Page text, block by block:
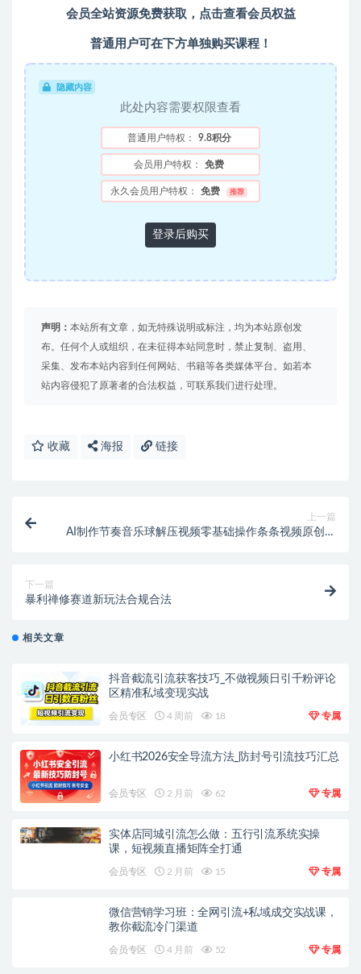
会员全站资源免费获取，点击查看会员权益
普通用户可在下方单独购买课程！
隐藏内容
此处内容需要权限查看
普通用户特权： 9.8积分
会员用户特权： 免费
永久会员用户特权： 免费 推荐
登录后购买
声明： 本站所有文章，如无特殊说明或标注，均为本站原创发
布。任何个人或组织，在未征得本站同意时，禁止复制、盗用、
采集、发布本站内容到任何网站、书籍等各类媒体平台。如若本
站内容侵犯了原著者的合法权益，可联系我们进行处理。
收藏 海报 链接
上一篇
AI制作节奏音乐球解压视频零基础操作条条视频原创爆
下一篇
暴利禅修赛道新玩法合规合法
相关文章
抖音截流引流获客技巧_不做视频日引千粉评论
区精准私域变现实战
会员专区 4 周前 18 专属
小红书2026安全导流方法_防封号引流技巧汇总
会员专区 2 月前 62 专属
实体店同城引流怎么做：五行引流系统实操
课，短视频直播矩阵全打通
会员专区 2 月前 15 专属
微信营销学习班：全网引流+私域成交实战课，
教你截流冷门渠道
会员专区 4 月前 52 专属